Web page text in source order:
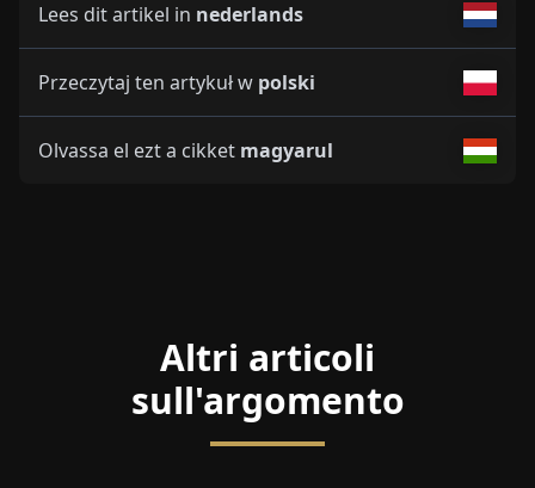
Lees dit artikel in nederlands
Przeczytaj ten artykuł w polski
Olvassa el ezt a cikket magyarul
Altri articoli
sull'argomento